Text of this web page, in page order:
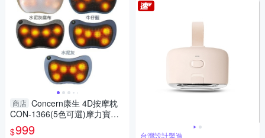
商店 Concern康生 4D按摩枕
CON-1366(5色可選)摩力寶貝
暖心溫熱 揉捏 按摩枕 透氣 紓
壓【愛買】
$999 台灣設計製造